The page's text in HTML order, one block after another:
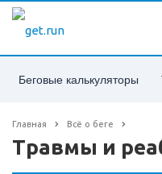
Беговые калькуляторы
Главная Всё о беге
Травмы и